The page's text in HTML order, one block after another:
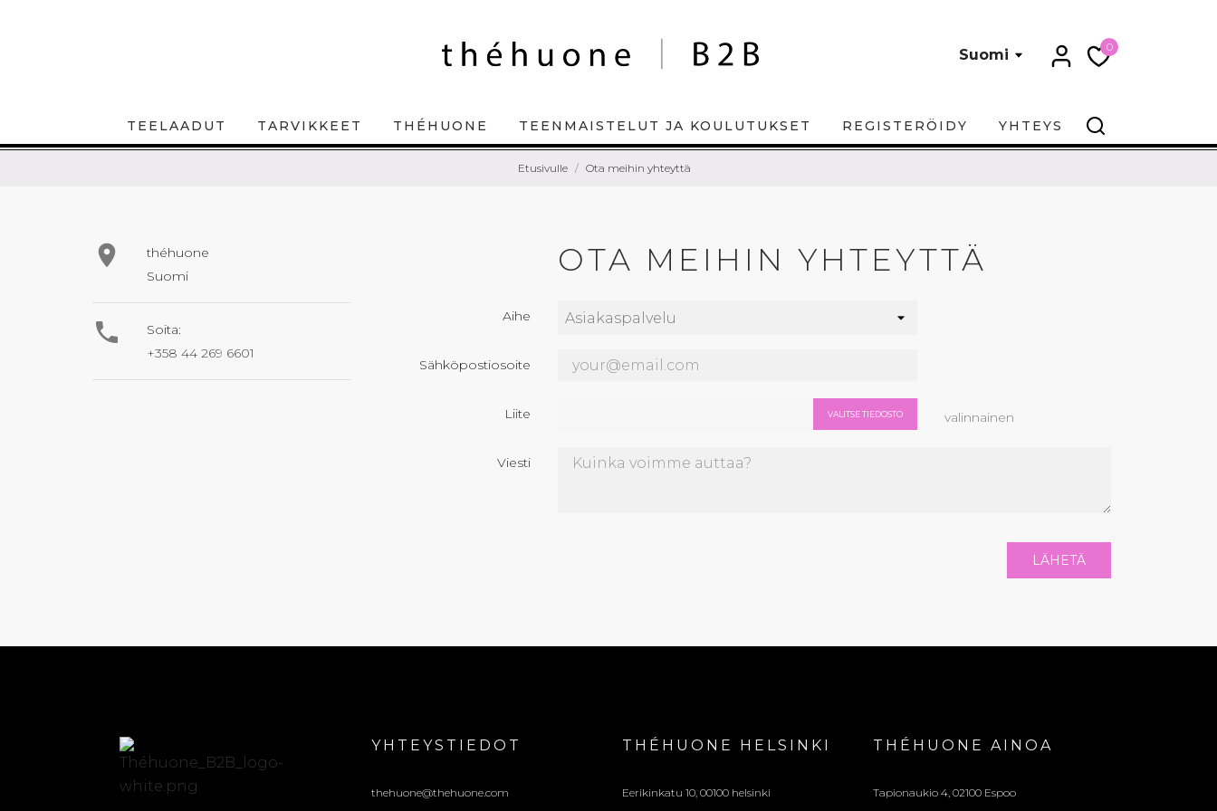
Suomi 0
TEELAADUT TARVIKKEET THÉHUONE TEENMAISTELUT JA KOULUTUKSET REGISTERÖIDY YHTEYS
Etusivulle Ota meihin yhteyttä

théhuone
Suomi

Soita:
+358 44 269 6601
OTA MEIHIN YHTEYTTÄ
Aihe
Sähköpostiosoite
Liite VALITSE TIEDOSTO valinnainen
Viesti
YHTEYSTIEDOT
thehuone@thehuone.com
THÉHUONE HELSINKI
Eerikinkatu 10, 00100 helsinki
THÉHUONE AINOA
Tapionaukio 4, 02100 Espoo